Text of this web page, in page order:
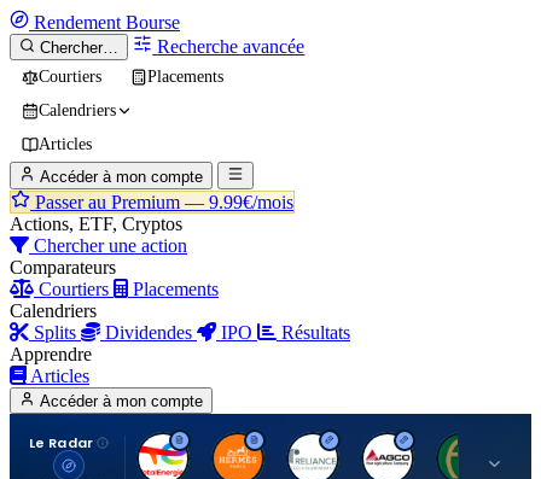
Rendement Bourse
Chercher… Recherche avancée
Courtiers
Placements
Calendriers
Articles
Accéder à mon compte
Passer au Premium — 9.99€/mois
Actions, ETF, Cryptos
Chercher une action
Comparateurs
Courtiers
Placements
Calendriers
Splits
Dividendes IPO
Résultats
Apprendre
Articles
Accéder à mon compte
Le Radar
T H R A